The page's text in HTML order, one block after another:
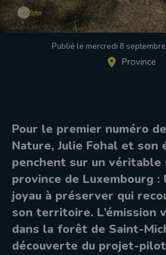
Publié le mercredi 8
Province
Pour le premier numéro
Nature, Julie Fohal et son
penchent sur un véritable
province de Luxembourg
joyau à préserver qui
son territoire. L’émission
dans la forêt de Saint-
découverte du projet-